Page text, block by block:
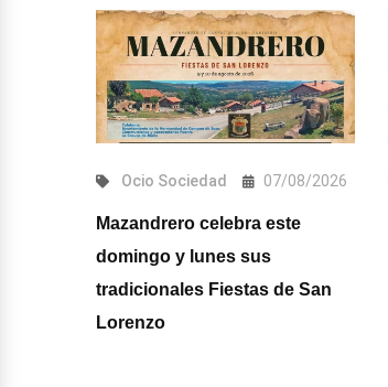
Ocio Sociedad 07/08/2026
Mazandrero celebra este
domingo y lunes sus
tradicionales Fiestas de San
Lorenzo